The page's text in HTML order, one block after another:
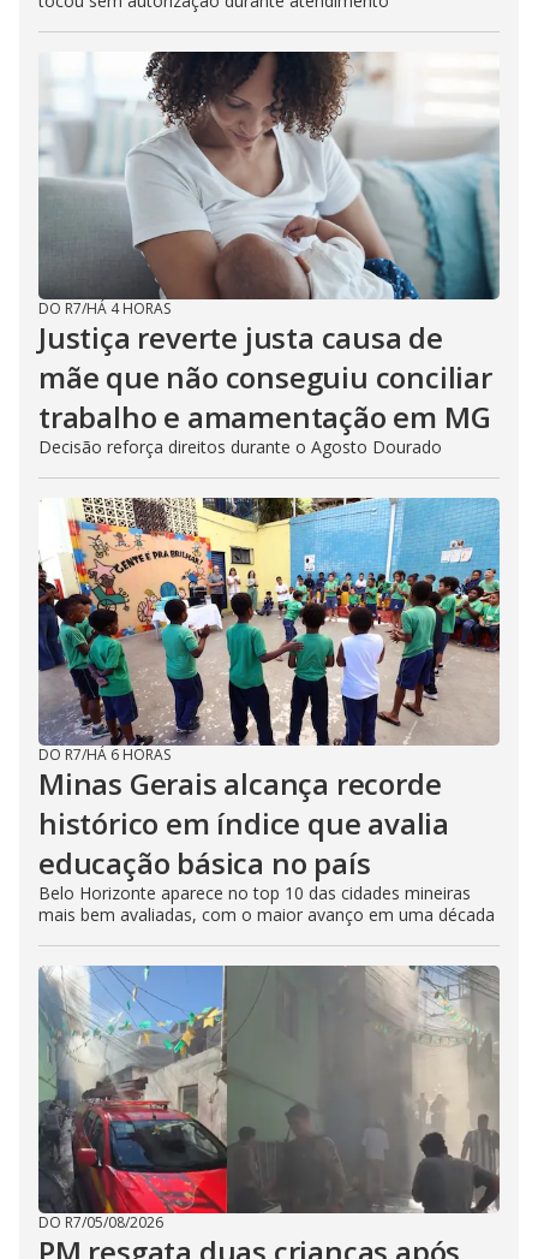
DO R7/HÁ 4 HORAS
Justiça reverte justa causa de
mãe que não conseguiu conciliar
trabalho e amamentação em MG
Decisão reforça direitos durante o Agosto Dourado
DO R7/HÁ 6 HORAS
Minas Gerais alcança recorde
histórico em índice que avalia
educação básica no país
Belo Horizonte aparece no top 10 das cidades mineiras
mais bem avaliadas, com o maior avanço em uma década
DO R7/05/08/2026
PM resgata duas crianças após